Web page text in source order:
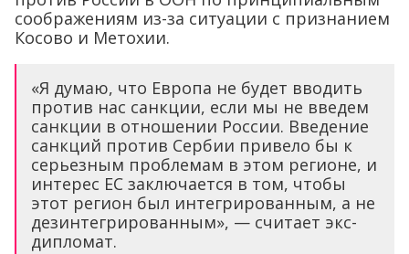
соображениям из-за ситуации с признанием
Косово и Метохии.
«Я думаю, что Европа не будет вводить
против нас санкции, если мы не введем
санкции в отношении России. Введение
санкций против Сербии привело бы к
серьезным проблемам в этом регионе, и
интерес ЕС заключается в том, чтобы
этот регион был интегрированным, а не
дезинтегрированным», — считает экс-
дипломат.